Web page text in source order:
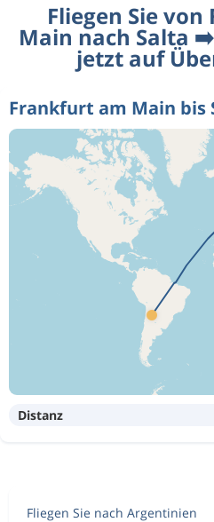
Fliegen Sie
Main nach Salta
jetzt auf
Frankfurt am Main bis
Distanz
Fliegen Sie nach Argentinien